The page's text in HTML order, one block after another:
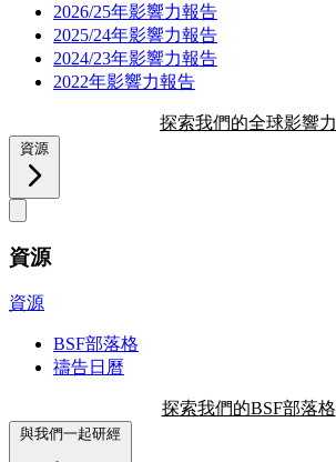
2026/25年影響力報告
2025/24年影響力報告
2024/23年影響力報告
2022年影響力報告
探索我們的全球影響力
資源
資源
資源
BSF部落格
禱告日曆
探索我們的BSF部落格
與我們一起研經